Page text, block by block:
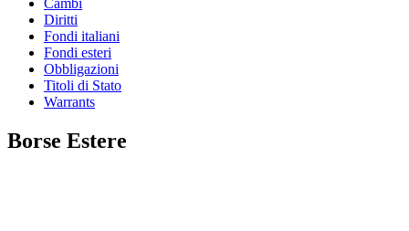
Diritti
Fondi italiani
Fondi esteri
Obbligazioni
Titoli di Stato
Warrants
Borse Estere